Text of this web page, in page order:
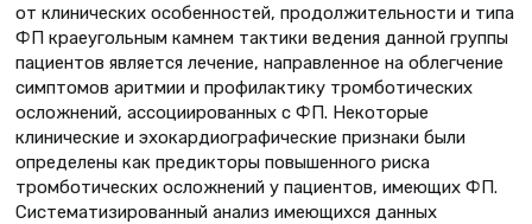
от клинических особенностей, продолжительности и типа
ФП краеугольным камнем тактики ведения данной группы
пациентов является лечение, направленное на облегчение
симптомов аритмии и профилактику тромботических
осложнений, ассоциированных с ФП. Некоторые
клинические и эхокардиографические признаки были
определены как предикторы повышенного риска
тромботических осложнений у пациентов, имеющих ФП.
Систематизированный анализ имеющихся данных